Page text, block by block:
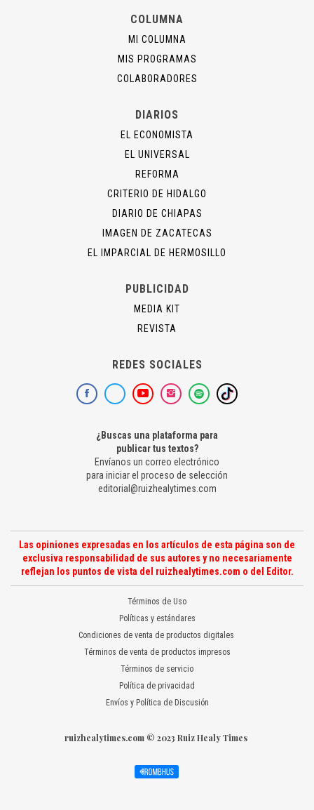
COLUMNA
MI COLUMNA
MIS PROGRAMAS
COLABORADORES
DIARIOS
EL ECONOMISTA
EL UNIVERSAL
REFORMA
CRITERIO DE HIDALGO
DIARIO DE CHIAPAS
IMAGEN DE ZACATECAS
EL IMPARCIAL DE HERMOSILLO
PUBLICIDAD
MEDIA KIT
REVISTA
REDES SOCIALES
¿Buscas una plataforma para
publicar tus textos?
Envíanos un correo electrónico
para iniciar el proceso de selección
editorial@ruizhealytimes.com
Las opiniones expresadas en los artículos de esta página son de
exclusiva responsabilidad de sus autores y no necesariamente
reflejan los puntos de vista del ruizhealytimes.com o del Editor.
Términos de Uso
Políticas y estándares
Condiciones de venta de productos digitales
Términos de venta de productos impresos
Términos de servicio
Política de privacidad
Envíos y Política de Discusión
ruizhealytimes.com © 2023 Ruiz Healy Times